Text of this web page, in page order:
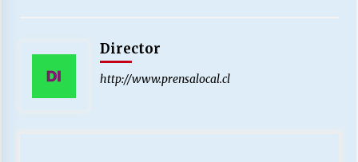
Director
http://www.prensalocal.cl